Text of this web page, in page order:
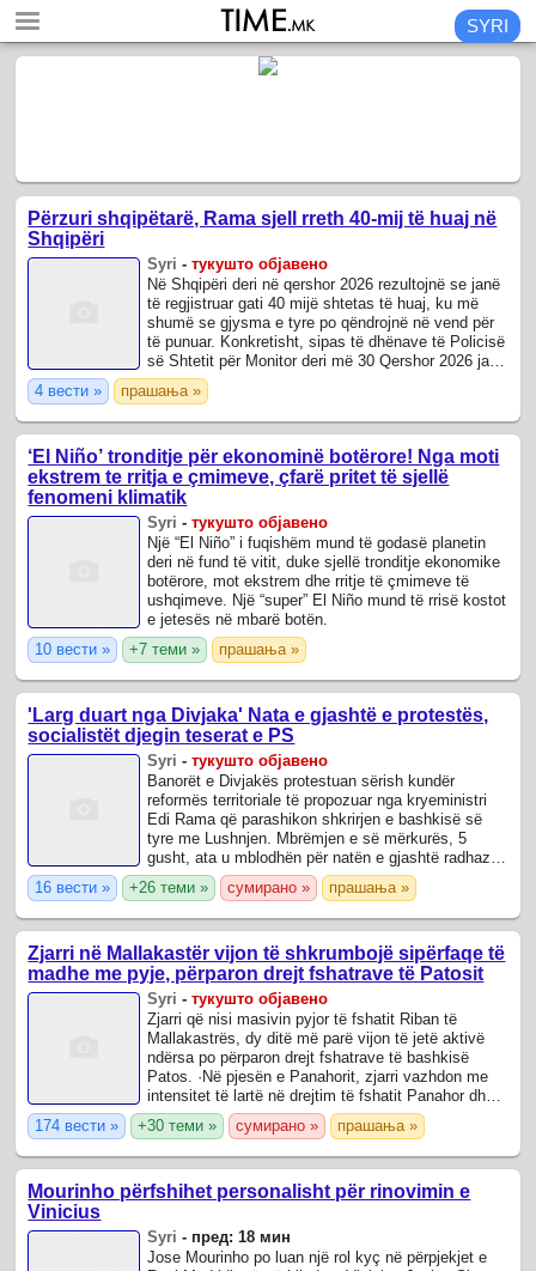
SYRI
Përzuri shqipëtarë, Rama sjell rreth 40-mij të huaj në
Shqipëri
Syri -тукушто објавено
Në Shqipëri deri në qershor 2026 rezultojnë se janë
të regjistruar gati 40 mijë shtetas të huaj, ku më
shumë se gjysma e tyre po qëndrojnë në vend për
të punuar. Konkretisht, sipas të dhënave të Policisë
së Shtetit për Monitor deri më 30 Qershor 2026 janë
regjistruar gjithsej ...
4 вести » прашања »
‘El Niño’ tronditje për ekonominë botërore! Nga moti
ekstrem te rritja e çmimeve, çfarë pritet të sjellë
fenomeni klimatik
Syri -тукушто објавено
Një “El Niño” i fuqishëm mund të godasë planetin
deri në fund të vitit, duke sjellë tronditje ekonomike
botërore, mot ekstrem dhe rritje të çmimeve të
ushqimeve. Një “super” El Niño mund të rrisë kostot
e jetesës në mbarë botën.
10 вести »
+7 теми » прашања »
'Larg duart nga Divjaka' Nata e gjashtë e protestës,
socialistët djegin teserat e PS
Syri -тукушто објавено
Banorët e Divjakës protestuan sërish kundër
reformës territoriale të propozuar nga kryeministri
Edi Rama që parashikon shkrirjen e bashkisë së
tyre me Lushnjen. Mbrëmjen e së mërkurës, 5
gusht, ata u mblodhën për natën e gjashtë radhazi
në qendër të qytetit, duke protestuar ...
16 вести » +26 теми » сумирано » прашања »
Zjarri në Mallakastër vijon të shkrumbojë sipërfaqe të
madhe me pyje, përparon drejt fshatrave të Patosit
Syri -тукушто објавено
Zjarri që nisi masivin pyjor të fshatit Riban të
Mallakastrës, dy ditë më parë vijon të jetë aktivë
ndërsa po përparon drejt fshatrave të bashkisë
Patos. ·Në pjesën e Panahorit, zjarri vazhdon me
intensitet të lartë në drejtim të fshatit Panahor dhe
fshatit Çyçen, me tendencë ...
174 вести » +30 теми » сумирано » прашања »
Mourinho përfshihet personalisht për rinovimin e
Vinicius
Syri - пред: 18 мин
Jose Mourinho po luan një rol kyç në përpjekjet e